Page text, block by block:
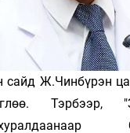
сайд Ж.Чинбүрэн
Тэрбээр,